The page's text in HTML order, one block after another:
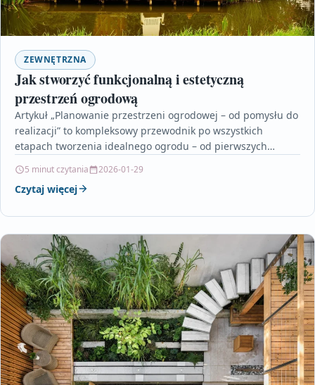
ZEWNĘTRZNA
Jak stworzyć funkcjonalną i estetyczną
przestrzeń ogrodową
Artykuł „Planowanie przestrzeni ogrodowej – od pomysłu do
realizacji” to kompleksowy przewodnik po wszystkich
etapach tworzenia idealnego ogrodu – od pierwszych
5 minut czytania 2026-01-29
Czytaj więcej